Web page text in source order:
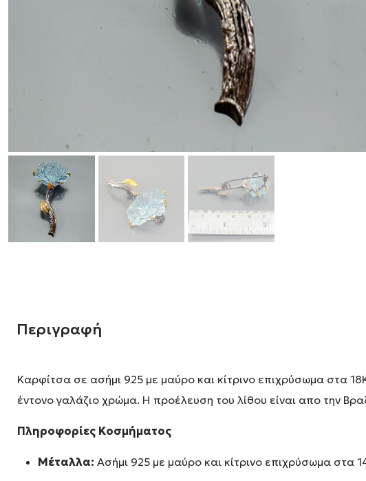
Περιγραφή
Καρφίτσα σε ασήμι 925 με μαύρο και κίτρινο επιχρύσωμα στα
έντονο γαλάζιο χρώμα. Η προέλευση του λίθου είναι απο την
Πληροφορίες Κοσμήματος
Μέταλλα: Ασήμι 925 με μαύρο και κίτρινο επιχρύσωμα στα